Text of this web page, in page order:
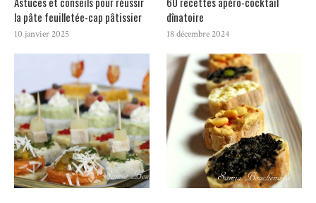
la pâte feuilletée-cap pâtissier
10 janvier 2025
dînatoire
18 décembre 2024